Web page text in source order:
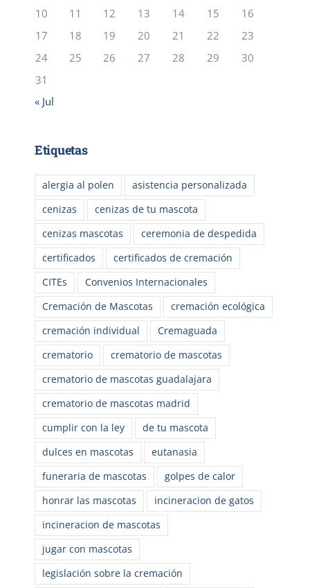
10 11 12 13 14 15
16
17
18 19 20 21 22
23
24
25 26 27 28 29
30
31
« Jul
Etiquetas
alergia al polen
asistencia personalizada
cenizas
cenizas de tu mascota
cenizas mascotas
ceremonia de despedida
certificados
certificados de cremación
CITEs
Convenios Internacionales
Cremación de Mascotas
cremación ecológica
cremación individual
Cremaguada
crematorio
crematorio de mascotas
crematorio de mascotas guadalajara
crematorio de mascotas madrid
cumplir con la ley
de tu mascota
dulces en mascotas
eutanasia
funeraria de mascotas
golpes de calor
honrar las mascotas
incineracion de gatos
incineracion de mascotas
jugar con mascotas
legislación sobre la cremación